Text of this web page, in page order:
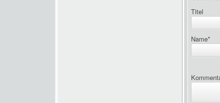
Titel
Name*